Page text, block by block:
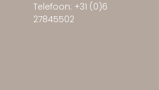
Telefoon: +31 (0)6
27845502